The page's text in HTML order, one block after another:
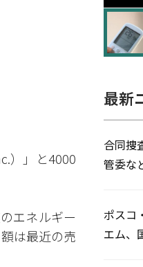
）」と4000
エネルギー
は最近の売
高
検
最新
合同捜
管委な
ポスコ
エム、